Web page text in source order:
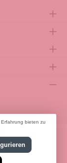
bieten zu